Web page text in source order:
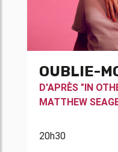
OUBLIE-
D'APRÈS "IN
MATTHEW
20h30